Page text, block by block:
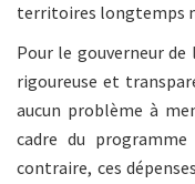
territoires longtemps
Pour le gouverneur de
rigoureuse et
aucun problème à
cadre du
contraire, ces